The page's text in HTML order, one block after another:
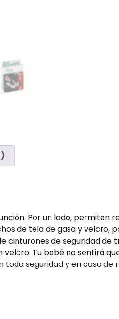
Por un lado, permiten
de tela de gasa y
de seguridad de
Tu bebé no sentirá
seguridad y en caso de